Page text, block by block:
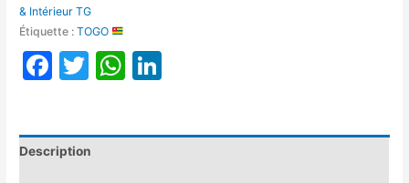
& Intérieur TG
Étiquette :TOGO
Facebook
TwitterWhatsApp
Description